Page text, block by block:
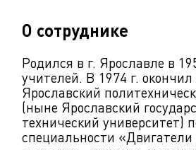
О сотруднике
Родился в г. Ярославле в
учителей. В 1974 г.
Ярославский
(ныне Ярославский
технический университет)
специальности «Двигатели